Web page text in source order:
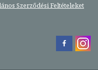
Szerződési Feltételeket